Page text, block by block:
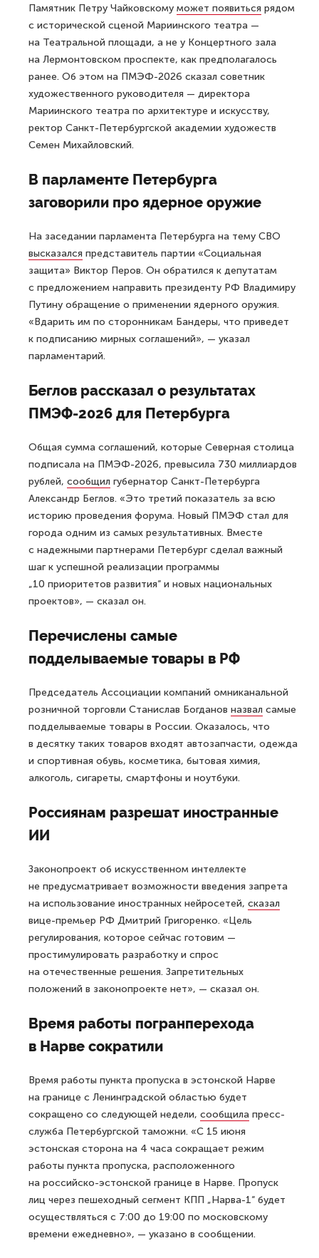
Памятник Петру Чайковскому может появиться рядом
с исторической сценой Мариинского театра —
на Театральной площади, а не у Концертного зала
на Лермонтовском проспекте, как предполагалось
ранее. Об этом на ПМЭФ-2026 сказал советник
художественного руководителя — директора
Мариинского театра по архитектуре и искусству,
ректор Санкт-Петербургской академии художеств
Семен Михайловский.
В парламенте Петербурга
заговорили про ядерное оружие
На заседании парламента Петербурга на тему СВО
высказался представитель партии «Социальная
защита» Виктор Перов. Он обратился к депутатам
с предложением направить президенту РФ Владимиру
Путину обращение о применении ядерного оружия.
«Вдарить им по сторонникам Бандеры, что приведет
к подписанию мирных соглашений», — указал
парламентарий.
Беглов рассказал о результатах
ПМЭФ-2026 для Петербурга
Общая сумма соглашений, которые Северная столица
подписала на ПМЭФ-2026, превысила 730 миллиардов
рублей, сообщил губернатор Санкт-Петербурга
Александр Беглов. «Это третий показатель за всю
историю проведения форума. Новый ПМЭФ стал для
города одним из самых результативных. Вместе
с надежными партнерами Петербург сделал важный
шаг к успешной реализации программы
„10 приоритетов развития“ и новых национальных
проектов», — сказал он.
Перечислены самые
подделываемые товары в РФ
Председатель Ассоциации компаний омниканальной
розничной торговли Станислав Богданов назвал самые
подделываемые товары в России. Оказалось, что
в десятку таких товаров входят автозапчасти, одежда
и спортивная обувь, косметика, бытовая химия,
алкоголь, сигареты, смартфоны и ноутбуки.
Россиянам разрешат иностранные
ИИ
Законопроект об искусственном интеллекте
не предусматривает возможности введения запрета
на использование иностранных нейросетей, сказал
вице-премьер РФ Дмитрий Григоренко. «Цель
регулирования, которое сейчас готовим —
простимулировать разработку и спрос
на отечественные решения. Запретительных
положений в законопроекте нет», — сказал он.
Время работы погранперехода
в Нарве сократили
Время работы пункта пропуска в эстонской Нарве
на границе с Ленинградской областью будет
сокращено со следующей недели, сообщила пресс-
служба Петербургской таможни. «С 15 июня
эстонская сторона на 4 часа сокращает режим
работы пункта пропуска, расположенного
на российско-эстонской границе в Нарве. Пропуск
лиц через пешеходный сегмент КПП „Нарва-1“ будет
осуществляться с 7:00 до 19:00 по московскому
времени ежедневно», — указано в сообщении.